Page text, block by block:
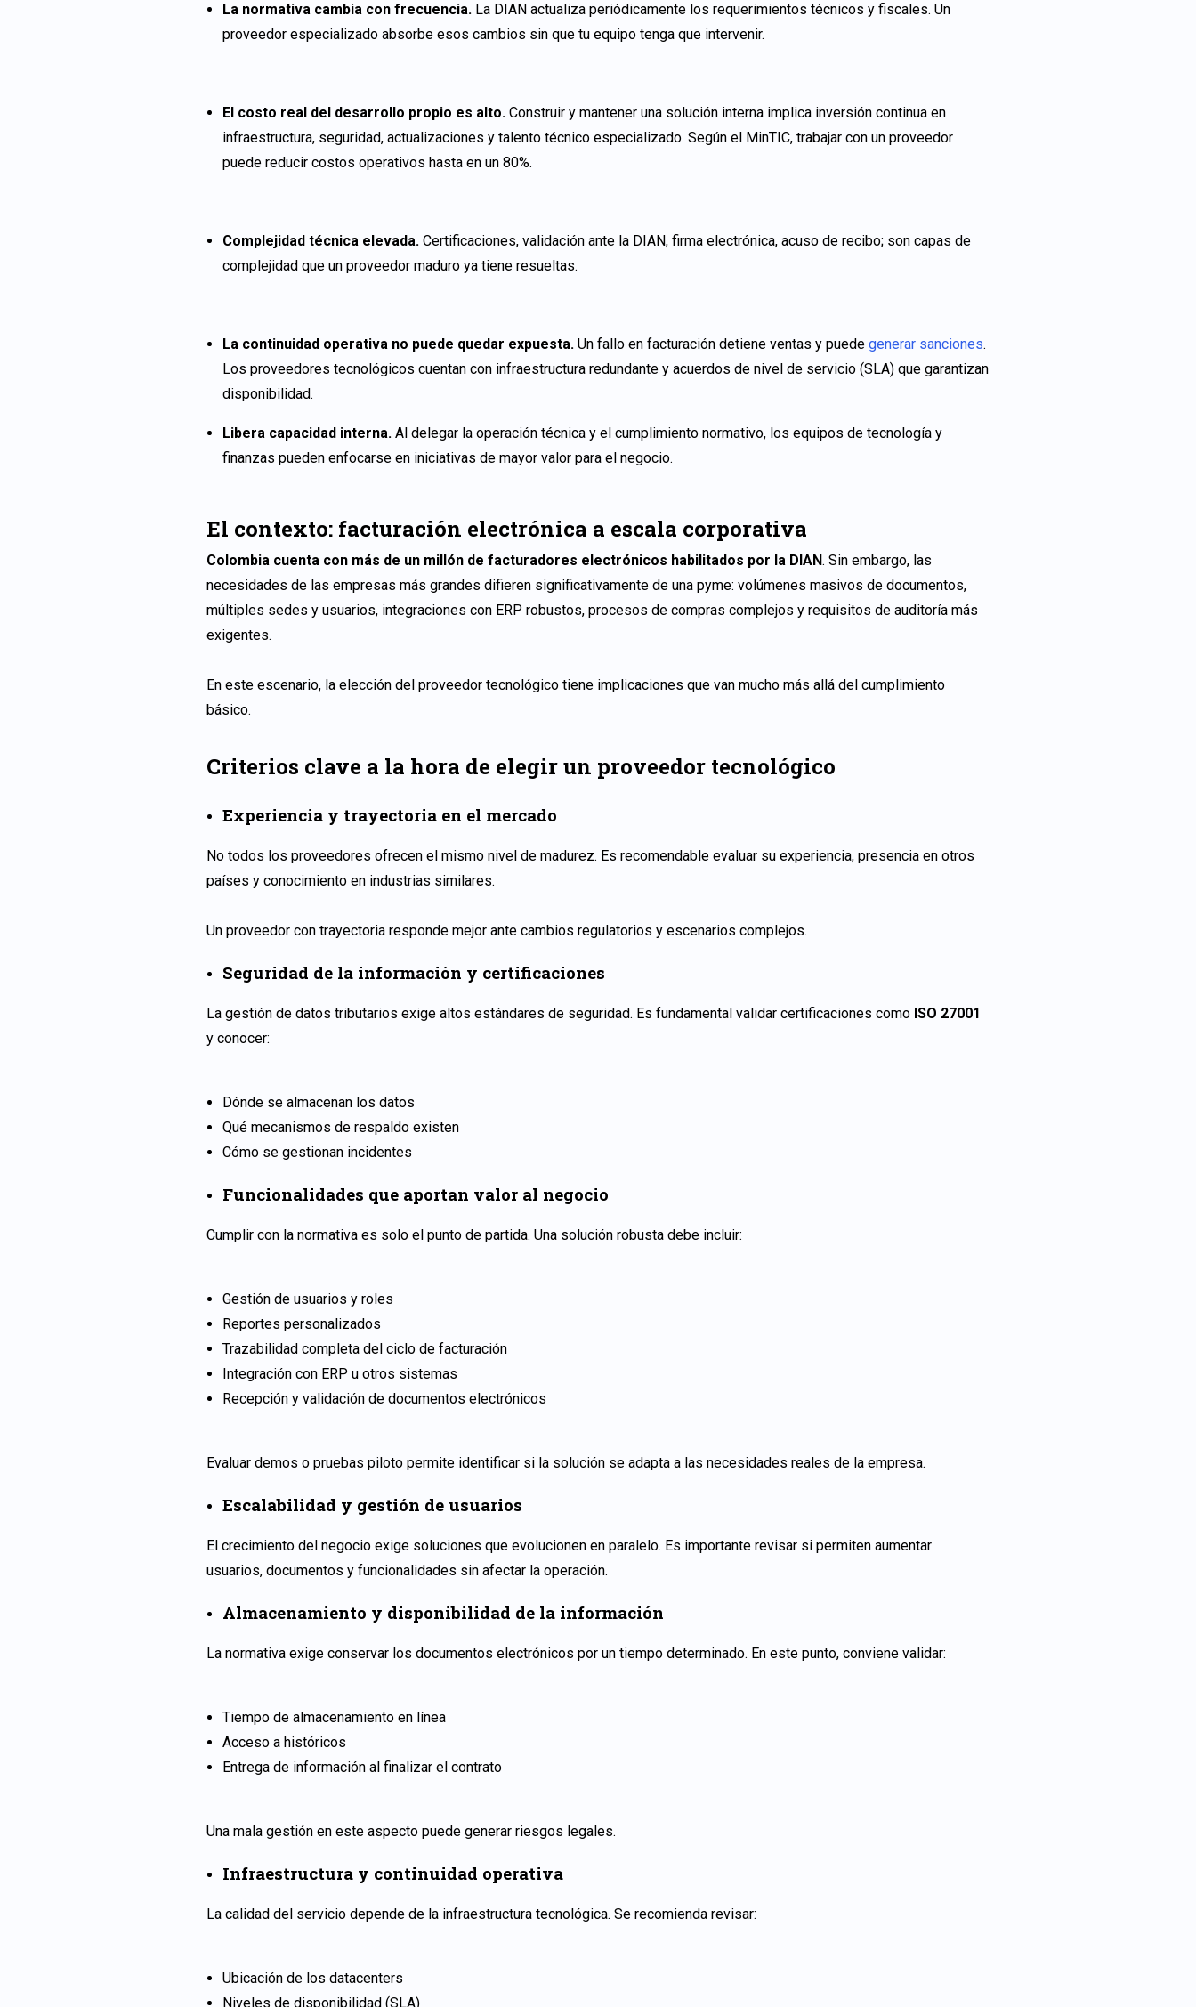
La normativa cambia con frecuencia. La DIAN actualiza periódicamente los requerimientos técnicos y fiscales. Un
proveedor especializado absorbe esos cambios sin que tu equipo tenga que intervenir.
El costo real del desarrollo propio es alto. Construir y mantener una solución interna implica inversión continua en
infraestructura, seguridad, actualizaciones y talento técnico especializado. Según el MinTIC, trabajar con un proveedor
puede reducir costos operativos hasta en un 80%.
Complejidad técnica elevada. Certificaciones, validación ante la DIAN, firma electrónica, acuso de recibo; son capas de
complejidad que un proveedor maduro ya tiene resueltas.
La continuidad operativa no puede quedar expuesta. Un fallo en facturación detiene ventas y puede generar sanciones.
Los proveedores tecnológicos cuentan con infraestructura redundante y acuerdos de nivel de servicio (SLA) que garantizan
disponibilidad.
Libera capacidad interna. Al delegar la operación técnica y el cumplimiento normativo, los equipos de tecnología y
finanzas pueden enfocarse en iniciativas de mayor valor para el negocio.
El contexto: facturación electrónica a escala corporativa
Colombia cuenta con más de un millón de facturadores electrónicos habilitados por la DIAN. Sin embargo, las
necesidades de las empresas más grandes difieren significativamente de una pyme: volúmenes masivos de documentos,
múltiples sedes y usuarios, integraciones con ERP robustos, procesos de compras complejos y requisitos de auditoría más
exigentes.
En este escenario, la elección del proveedor tecnológico tiene implicaciones que van mucho más allá del cumplimiento
básico.
Criterios clave a la hora de elegir un proveedor tecnológico
Experiencia y trayectoria en el mercado
No todos los proveedores ofrecen el mismo nivel de madurez. Es recomendable evaluar su experiencia, presencia en otros
países y conocimiento en industrias similares.
Un proveedor con trayectoria responde mejor ante cambios regulatorios y escenarios complejos.
Seguridad de la información y certificaciones
La gestión de datos tributarios exige altos estándares de seguridad. Es fundamental validar certificaciones como ISO 27001
y conocer:
Dónde se almacenan los datos
Qué mecanismos de respaldo existen
Cómo se gestionan incidentes
Funcionalidades que aportan valor al negocio
Cumplir con la normativa es solo el punto de partida. Una solución robusta debe incluir:
Gestión de usuarios y roles
Reportes personalizados
Trazabilidad completa del ciclo de facturación
Integración con ERP u otros sistemas
Recepción y validación de documentos electrónicos
Evaluar demos o pruebas piloto permite identificar si la solución se adapta a las necesidades reales de la empresa.
Escalabilidad y gestión de usuarios
El crecimiento del negocio exige soluciones que evolucionen en paralelo. Es importante revisar si permiten aumentar
usuarios, documentos y funcionalidades sin afectar la operación.
Almacenamiento y disponibilidad de la información
La normativa exige conservar los documentos electrónicos por un tiempo determinado. En este punto, conviene validar:
Tiempo de almacenamiento en línea
Acceso a históricos
Entrega de información al finalizar el contrato
Una mala gestión en este aspecto puede generar riesgos legales.
Infraestructura y continuidad operativa
La calidad del servicio depende de la infraestructura tecnológica. Se recomienda revisar:
Ubicación de los datacenters
Niveles de disponibilidad (SLA)